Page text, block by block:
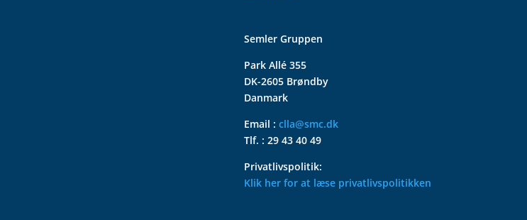
Semler Gruppen
Park Allé 355
DK-2605 Brøndby
Danmark
Email :clla@smc.dk
Tlf. : 29 43 40 49
Privatlivspolitik:
Klik her for at læse privatlivspolitikken